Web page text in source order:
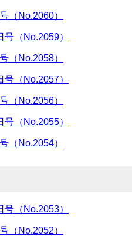
（No.2060）
（No.2059）
（No.2058）
（No.2057）
（No.2056）
（No.2055）
（No.2054）
（No.2053）
（No.2052）